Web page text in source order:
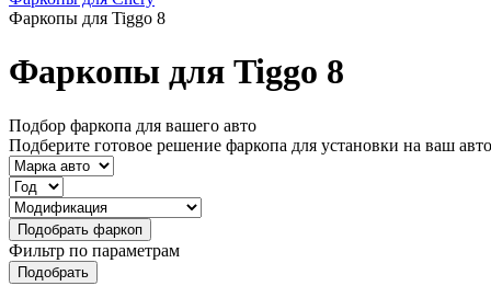
Фаркопы для Tiggo 8
Фаркопы для Tiggo 8
Подбор фаркопа для вашего авто
Подберите готовое решение фаркопа для установки на ваш
Фильтр по параметрам